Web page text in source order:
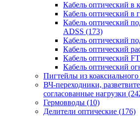
Кабель оптический в
Кабель оптический в
Кабель оптический
ADSS (173)
Кабель оптический
Кабель оптический
Кабель оптический
Кабель оптический
Пигтейлы из
ВЧ-переходники,
согласованные нагрузки
Гермовводы (10)
Делители оптические (176)